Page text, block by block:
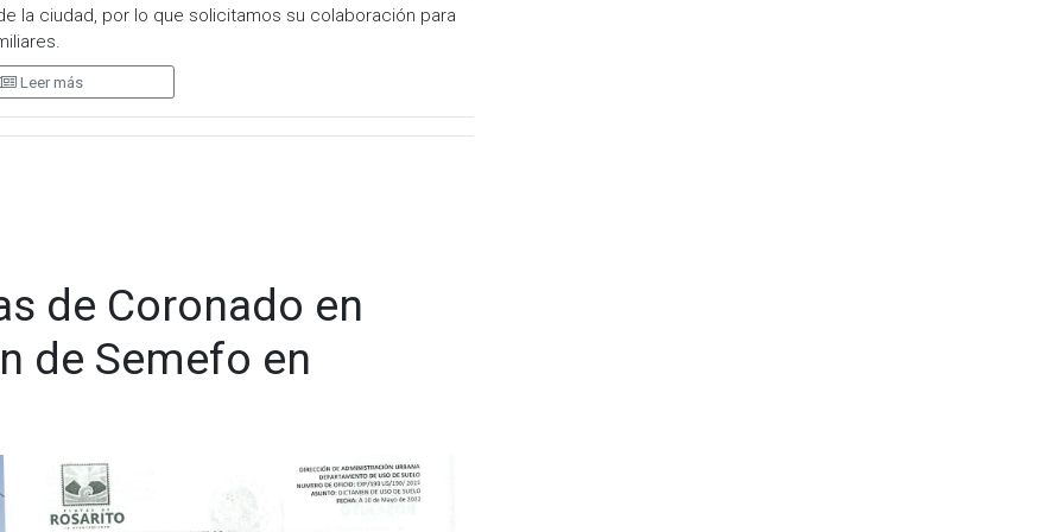
la ciudad, por lo que solicitamos su colaboración para
900 9099 ext. 2390 . Gracias.
Leer más
de Coronado en
de Semefo en